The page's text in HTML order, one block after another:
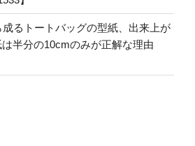
成るトートバッグの型紙、出来上が
半分の10cmのみが正解な理由